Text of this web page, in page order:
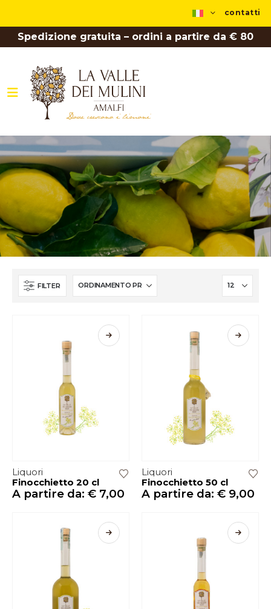
contatti
Spedizione gratuita – ordini a partire da € 80
FILTER
Liquori
Finocchietto 20 cl
A partire da: € 7,00
Liquori
Finocchietto 50 cl
A partire da: € 9,00